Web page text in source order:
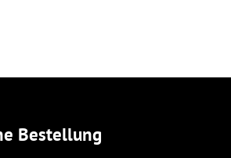
Bestellung